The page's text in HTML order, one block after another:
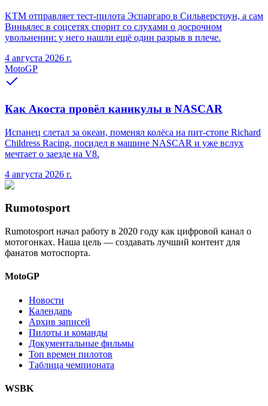
KTM отправляет тест-пилота Эспаргаро в Сильверстоун, а сам
Виньялес в соцсетях спорит со слухами о досрочном
увольнении: у него нашли ещё один разрыв в плече.
4 августа 2026 г.
MotoGP
Как Акоста провёл каникулы в NASCAR
Испанец слетал за океан, поменял колёса на пит-стопе Richard
Childress Racing, посидел в машине NASCAR и уже вслух
мечтает о заезде на V8.
4 августа 2026 г.
Rumotosport
Rumotosport начал работу в 2020 году как цифровой канал о
мотогонках. Наша цель — создавать лучший контент для
фанатов мотоспорта.
MotoGP
Новости
Календарь
Архив записей
Пилоты и команды
Документальные фильмы
Топ времен пилотов
Таблица чемпионата
WSBK